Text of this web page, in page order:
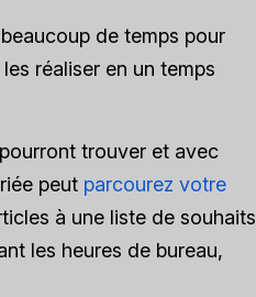
de temps pour
réaliser en un temps
trouver et avec
peut parcourez votre
à une liste de souhaits
les heures de bureau,